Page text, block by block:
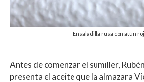
Ensaladilla rusa con atún
Antes de comenzar el sumiller,
presenta el aceite que la almazara